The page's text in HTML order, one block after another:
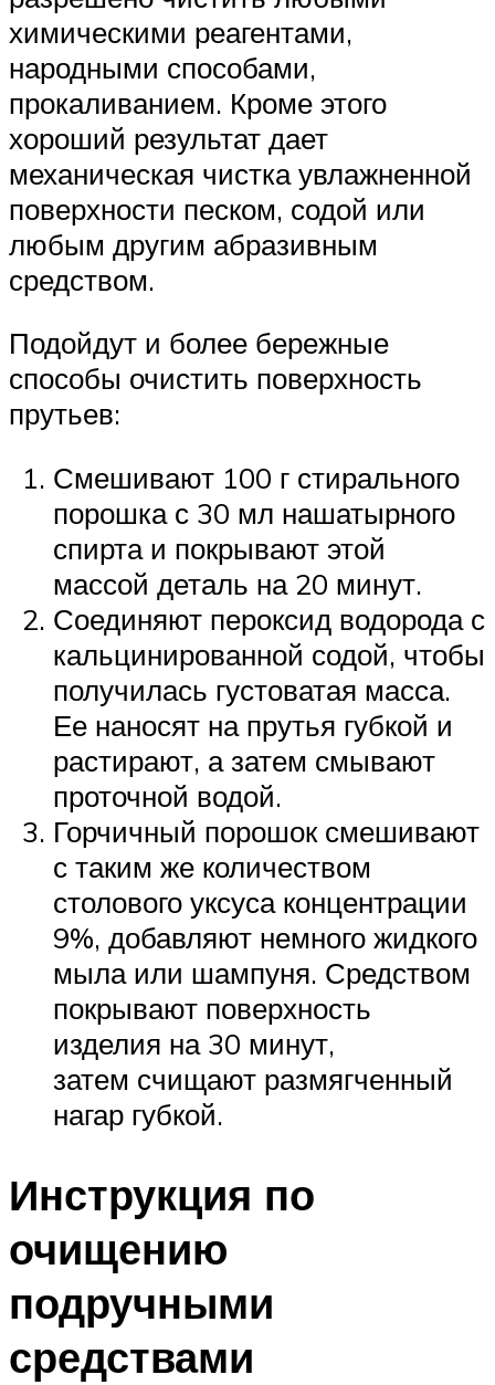
химическими реагентами,
народными способами,
прокаливанием. Кроме этого
хороший результат дает
механическая чистка увлажненной
поверхности песком, содой или
любым другим абразивным
средством.
Подойдут и более бережные
способы очистить поверхность
прутьев:
Смешивают 100 г стирального
порошка с 30 мл нашатырного
спирта и покрывают этой
массой деталь на 20 минут.
Соединяют пероксид водорода с
кальцинированной содой, чтобы
получилась густоватая масса.
Ее наносят на прутья губкой и
растирают, а затем смывают
проточной водой.
Горчичный порошок смешивают
с таким же количеством
столового уксуса концентрации
9%, добавляют немного жидкого
мыла или шампуня. Средством
покрывают поверхность
изделия на 30 минут,
затем счищают размягченный
нагар губкой.
Инструкция по
очищению
подручными
средствами